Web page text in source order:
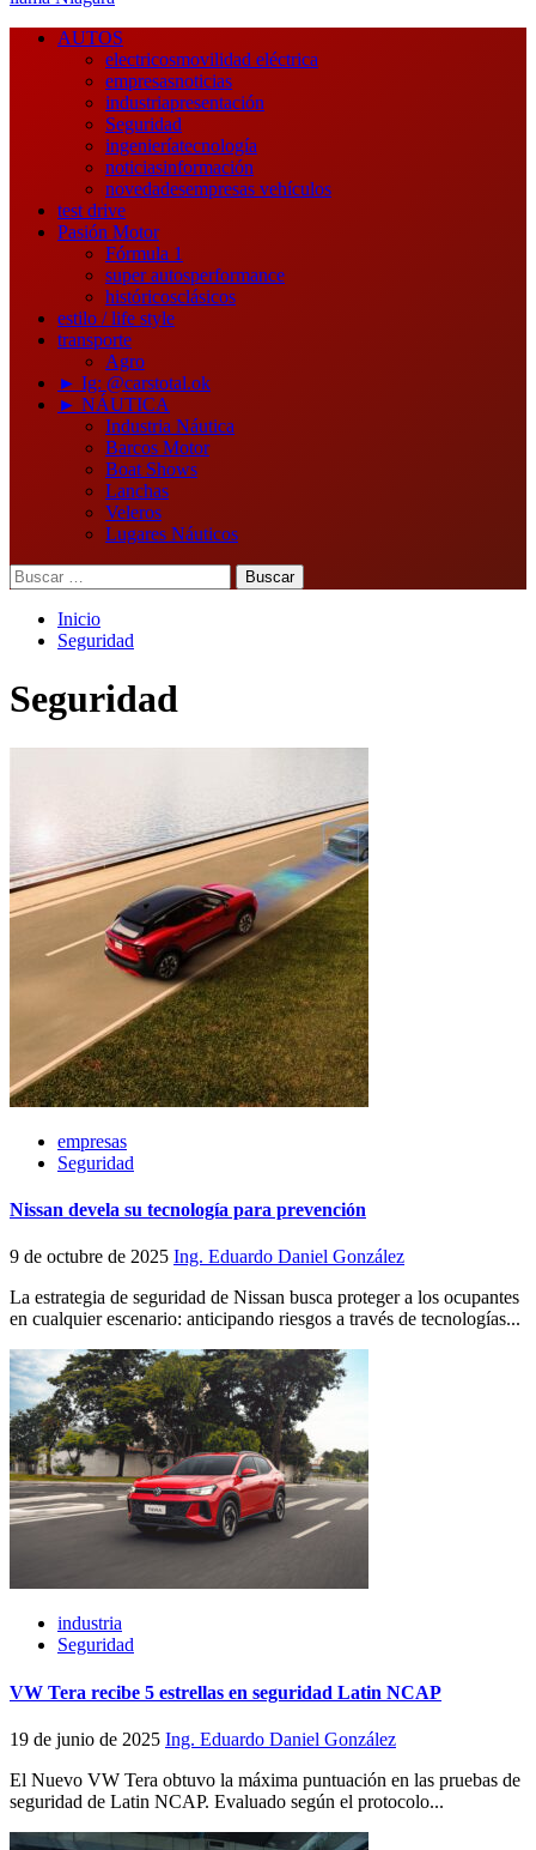
Menú
AUTOS
electricosmovilidad eléctrica
empresasnoticias
industriapresentación
Seguridad
ingenieríatecnología
noticiasinformación
novedadesempresas vehículos
test drive
Pasión Motor
Fórmula 1
super autosperformance
históricosclásicos
estilo / life style
transporte
Agro
► Ig: @carstotal.ok
► NÁUTICA
Industria Náutica
Barcos Motor
Boat Shows
Lanchas
Veleros
Lugares Náuticos
Buscar:
Inicio
Seguridad
Seguridad
empresas
Seguridad
Nissan devela su tecnología para prevención
9 de octubre de 2025 Ing. Eduardo Daniel González
La estrategia de seguridad de Nissan busca proteger a los ocupantes
en cualquier escenario: anticipando riesgos a través de tecnologías...
industria
Seguridad
VW Tera recibe 5 estrellas en seguridad Latin NCAP
19 de junio de 2025 Ing. Eduardo Daniel González
El Nuevo VW Tera obtuvo la máxima puntuación en las pruebas de
seguridad de Latin NCAP. Evaluado según el protocolo...